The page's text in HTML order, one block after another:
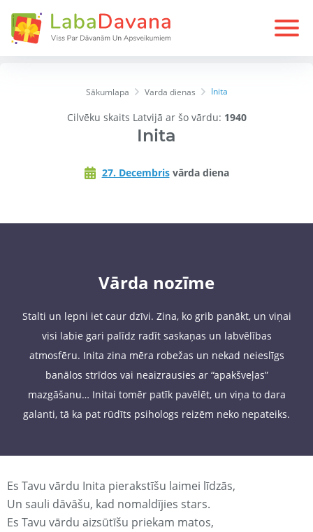
Sākumlapa Varda dienas Inita
Cilvēku skaits Latvijā ar šo vārdu: 1940
Inita
27. Decembrisvārda diena
Vārda nozīme
Stalti un lepni iet caur dzīvi. Zina, ko grib panākt, un viņai
visi labie gari palīdz radīt saskaņas un labvēlības
atmosfēru. Inita zina mēra robežas un nekad neieslīgs
banālos strīdos vai neaizrausies ar “apakšveļas”
mazgāšanu… Initai tomēr patīk pavēlēt, un viņa to dara
galanti, tā ka pat rūdīts psihologs reizēm neko nepateiks.
Es Tavu vārdu Inita pierakstīšu laimei līdzās,
Un sauli dāvāšu, kad nomaldījies stars.
Es Tavu vārdu aizsūtīšu priekam matos,